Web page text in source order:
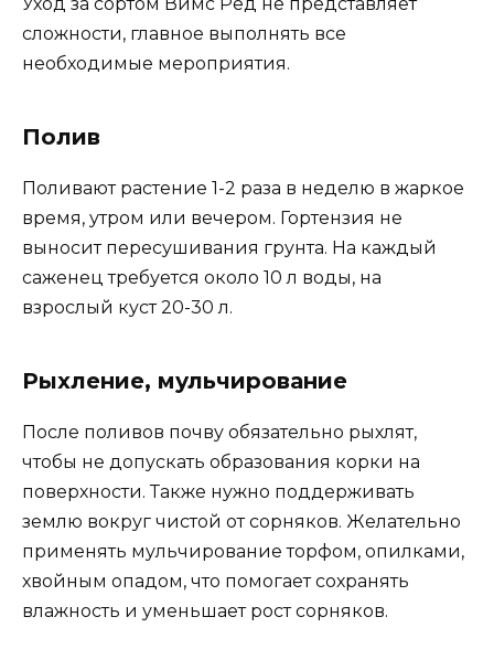
сложности, главное выполнять все
необходимые мероприятия.
Полив
Поливают растение 1-2 раза в неделю в жаркое
время, утром или вечером. Гортензия не
выносит пересушивания грунта. На каждый
саженец требуется около 10 л воды, на
взрослый куст 20-30 л.
Рыхление, мульчирование
После поливов почву обязательно рыхлят,
чтобы не допускать образования корки на
поверхности. Также нужно поддерживать
землю вокруг чистой от сорняков. Желательно
применять мульчирование торфом, опилками,
хвойным опадом, что помогает сохранять
влажность и уменьшает рост сорняков.